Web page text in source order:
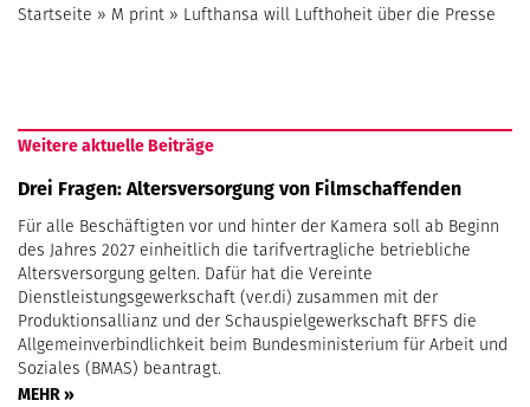
Startseite » M print » Lufthansa will Lufthoheit über die Presse
Weitere aktuelle Beiträge
Drei Fragen: Altersversorgung von Filmschaffenden
Für alle Beschäftigten vor und hinter der Kamera soll ab Beginn
des Jahres 2027 einheitlich die tarifvertragliche betriebliche
Altersversorgung gelten. Dafür hat die Vereinte
Dienstleistungsgewerkschaft (ver.di) zusammen mit der
Produktionsallianz und der Schauspielgewerkschaft BFFS die
Allgemeinverbindlichkeit beim Bundesministerium für Arbeit und
Soziales (BMAS) beantragt.
MEHR »